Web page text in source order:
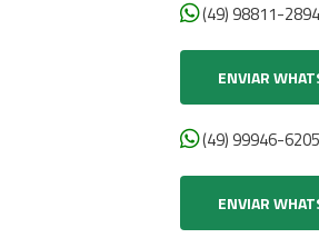
(49) 98811-
ENVIAR
(49) 99946-
ENVIAR